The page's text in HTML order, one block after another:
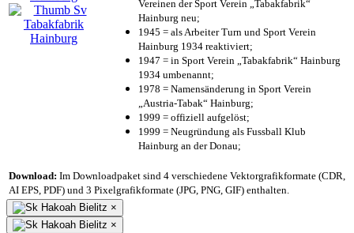
Vereinen der Sport Verein „Tabakfabrik“
Hainburg neu;
1945 = als Arbeiter Turn und Sport Verein
Hainburg 1934 reaktiviert;
1947 = in Sport Verein „Tabakfabrik“ Hainburg
1934 umbenannt;
1978 = Namensänderung in Sport Verein
„Austria-Tabak“ Hainburg;
1999 = offiziell aufgelöst;
1999 = Neugründung als Fussball Klub
Hainburg an der Donau;
Download: Im Downloadpaket sind 4 verschiedene Vektorgrafikformate (CDR,
AI EPS, PDF) und 3 Pixelgrafikformate (JPG, PNG, GIF) enthalten.
×
×